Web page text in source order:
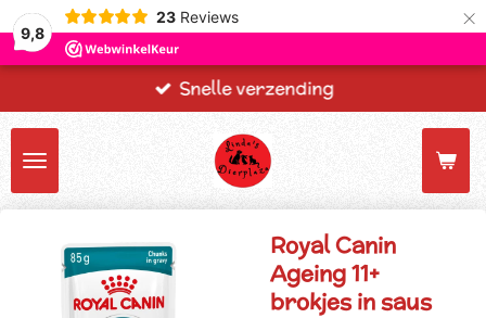
9,8
23 Reviews ×
Snelle verzending
Royal Canin
Ageing 11+
brokjes in saus